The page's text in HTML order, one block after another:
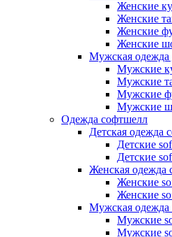
Женские
Женские
Женские
Женские
Мужская одежда
Мужские
Мужские
Мужские
Мужские
Одежда софтшелл
Детская одежда
Детские
Детские
Женская одежда
Женские
Женские
Мужская одежда
Мужские
Мужские